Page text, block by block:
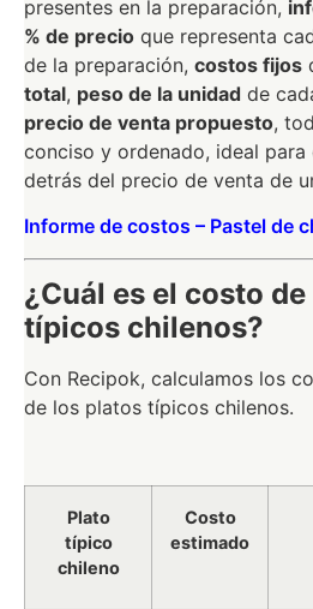
presentes en la preparación,
% de precio que representa
de la preparación, costos fijos
total, peso de la unidad de
precio de venta propuesto,
conciso y ordenado, ideal
detrás del precio de venta de
Informe de costos – Pastel de
¿Cuál es el costo
típicos chilenos?
Con Recipok, calculamos los
de los platos típicos chilenos.
Plato
típico
chileno
Costo
estimado